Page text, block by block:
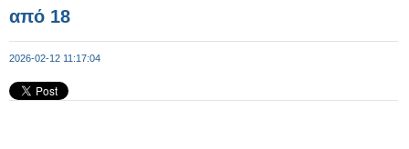
από 18
2026-02-12 11:17:04